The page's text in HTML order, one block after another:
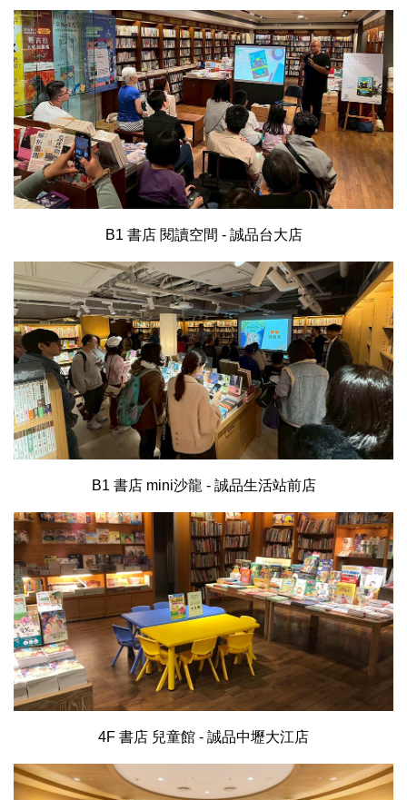
B1 書店 閱讀空間 - 誠品台大店
B1 書店 mini沙龍 - 誠品生活站前店
4F 書店 兒童館 - 誠品中壢大江店